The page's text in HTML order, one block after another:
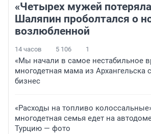
«Четырех мужей
Шаляпин проболтался о
возлюбленной
14 часов 5 106 1
«Мы начали в самое нестабильное
многодетная мама из Архангельска
бизнес
«Расходы на топливо
многодетная семья едет на
Турцию — фото